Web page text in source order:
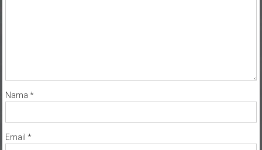
Nama *
Email *